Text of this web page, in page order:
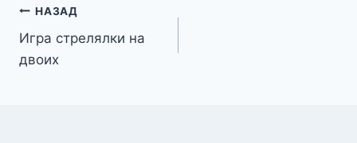
Навигация
по
НАЗАД
Игра стрелялки на
двоих